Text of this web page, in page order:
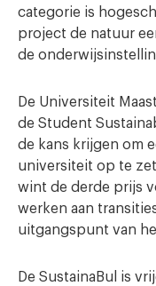
categorie is
project de natuur
de
De Universiteit
de Student
de kans krijgen om
universiteit op te
wint de derde prijs
werken aan
uitgangspunt van
De SustainaBul is